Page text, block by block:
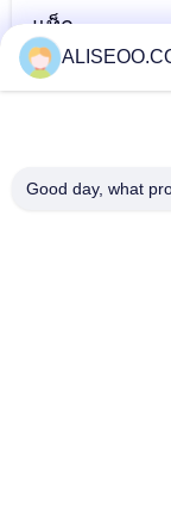
แท็ก
เครื่องสลายไขมั
สัดส่วน
Good day, what